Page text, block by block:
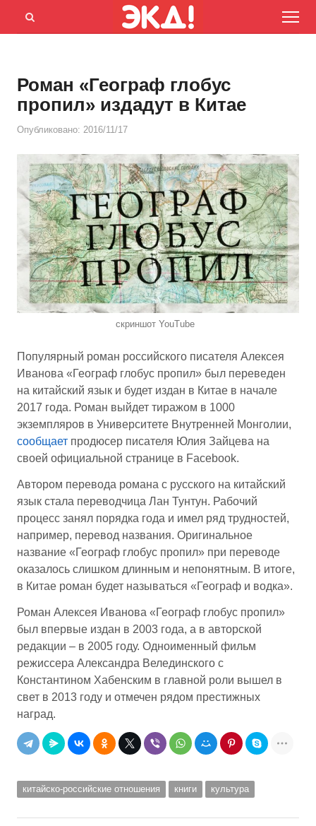
Menu
Открыть
Роман «Географ глобус
пропил» издадут в Китае
Опубликовано: 2016/11/17
скриншот YouTube
Популярный роман российского писателя Алексея
Иванова «Географ глобус пропил» был переведен
на китайский язык и будет издан в Китае в начале
2017 года. Роман выйдет тиражом в 1000
экземпляров в Университете Внутренней Монголии,
сообщает продюсер писателя Юлия Зайцева на
своей официальной странице в Facebook.
Автором перевода романа с русского на китайский
язык стала переводчица Лан Тунтун. Рабочий
процесс занял порядка года и имел ряд трудностей,
например, перевод названия. Оригинальное
название «Географ глобус пропил» при переводе
оказалось слишком длинным и непонятным. В итоге,
в Китае роман будет называться «Географ и водка».
Роман Алексея Иванова «Географ глобус пропил»
был впервые издан в 2003 года, а в авторской
редакции – в 2005 году. Одноименный фильм
режиссера Александра Велединского с
Константином Хабенским в главной роли вышел в
свет в 2013 году и отмечен рядом престижных
наград.
китайско-российские отношения книги культура